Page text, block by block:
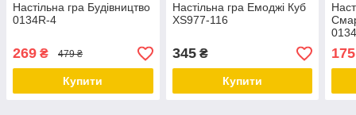
Настільна гра Будівництво
0134R-4
269 ₴ 479 ₴
Купити
Настільна гра Емоджі Куб
XS977-116
345₴
Купити
175